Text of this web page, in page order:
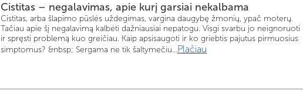
Cistitas – negalavimas, apie kurį garsiai nekalbama
Cistitas, arba šlapimo pūslės uždegimas, vargina daugybę žmonių, ypač moterų.
Tačiau apie šį negalavimą kalbėti dažniausiai nepatogu. Visgi svarbu jo neignoruoti
ir spręsti problemą kuo greičiau. Kaip apsisaugoti ir ko griebtis pajutus pirmuosius
simptomus? &nbsp; Sergama ne tik šaltymečiu...Plačiau